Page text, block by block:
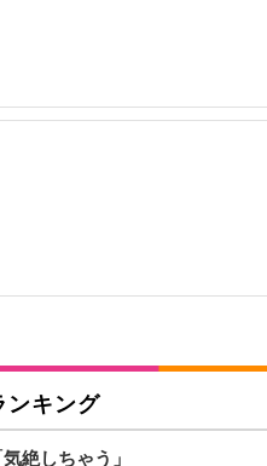
ンキング
絶しちゃう」